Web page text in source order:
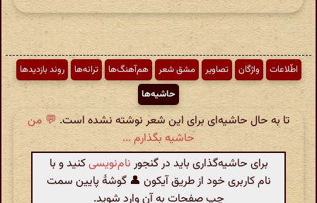
اطّلاعات واژگان تصاویر مشق شعر هم‌آهنگ‌ها ترانه‌ها
روند بازدیدها
حاشیه‌ها
تا به حال حاشیه‌ای برای این شعر نوشته نشده است.💬 من
حاشیه بگذارم ...
برای حاشیه‌گذاری باید در گنجور نام‌نویسیکنید و با
نام کاربری خود از طریق آیکون 👤 گوشهٔ پایین سمت
چپ صفحات به آن وارد شوید.